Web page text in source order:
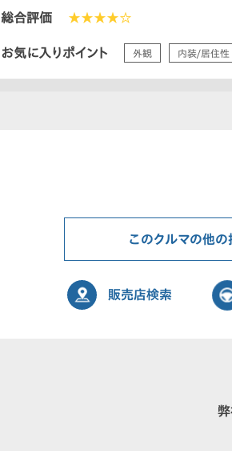
総合評価 ★★★★☆
お気に入りポイント 外観 内装/居住性
このクルマの他の
販売店検索
弊